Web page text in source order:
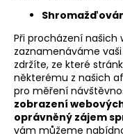
Při procházení našich
zaznamenáváme
zdržíte, ze které
některému z našich
pro měření
zobrazení
oprávněný zájem
vám můžeme